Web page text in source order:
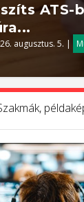
augusztus. 5. |